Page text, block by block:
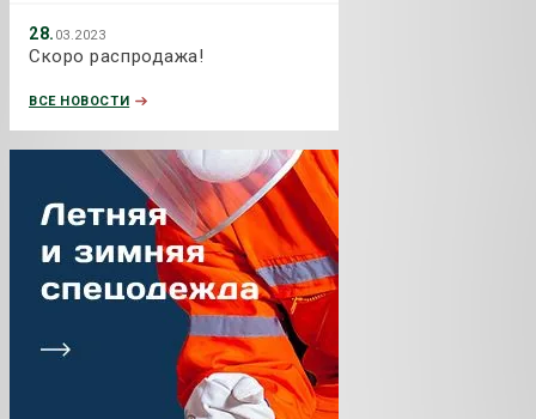
28. 03.2023
Скоро распродажа!
ВСЕ НОВОСТИ